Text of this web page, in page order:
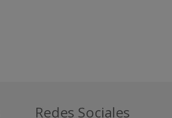
Redes Sociales